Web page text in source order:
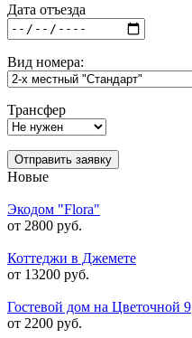
Дата отъезда
Вид номера:
Трансфер
Отправить заявку
Новые
Экодом "Flora"
от 2800 руб.
Коттеджи в Джемете
от 13200 руб.
Гостевой дом на Цветочной 9
от 2200 руб.